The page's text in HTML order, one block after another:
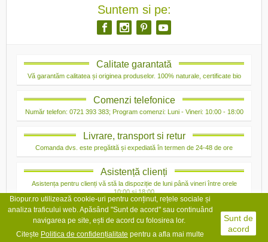
Suntem si pe:
Calitate garantată
Vă garantăm calitatea și originea produselor. 100% naturale, certificate bio
Comenzi telefonice
Număr telefon: 0721 393 383; Program comenzi: Luni - Vineri: 10:00 - 18:00
Livrare, transport si retur
Comanda dvs. este pregătită și expediată în termen de 24-48 de ore
Asistență clienți
Asistența pentru clienți vă stă la dispoziție de luni până vineri între orele
10:00 și 18:00
Biopur.ro utilizează cookie-uri pentru conținut, rețele sociale și
analiza traficului web. Apăsând "Sunt de acord" sau continuând
navigarea pe site, ești de acord cu folosirea lor.
Citește Politica de confidențialitate pentru a afla mai multe
Sunt de
acord
Copyright © 2026 Bio Pur. Toate drepturile rezervate.